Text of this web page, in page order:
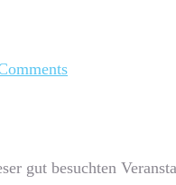
gut besuchten